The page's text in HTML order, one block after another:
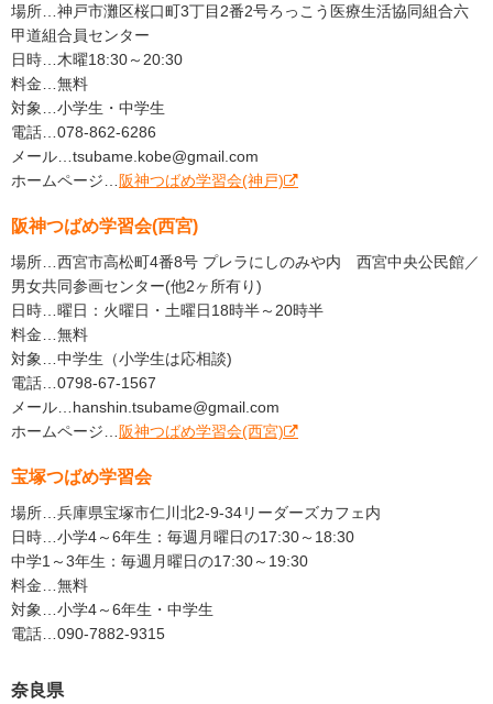
場所…神戸市灘区桜口町3丁目2番2号ろっこう医療生活協同組合六
甲道組合員センター
日時…木曜18:30～20:30
料金…無料
対象…小学生・中学生
電話…078-862-6286
メール…tsubame.kobe@gmail.com
ホームページ…
阪神つばめ学習会(神戸)
阪神つばめ学習会(西宮)
場所…西宮市高松町4番8号 プレラにしのみや内 西宮中央公民館／
男女共同参画センター(他2ヶ所有り)
日時…曜日：火曜日・土曜日18時半～20時半
料金…無料
対象…中学生（小学生は応相談)
電話…0798-67-1567
メール…hanshin.tsubame@gmail.com
ホームページ…
阪神つばめ学習会(西宮)
宝塚つばめ学習会
場所…兵庫県宝塚市仁川北2-9-34リーダーズカフェ内
日時…小学4～6年生：毎週月曜日の17:30～18:30
中学1～3年生：毎週月曜日の17:30～19:30
料金…無料
対象…小学4～6年生・中学生
電話…090-7882-9315
奈良県